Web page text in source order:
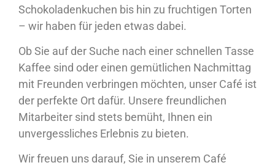
Schokoladenkuchen bis hin zu fruchtigen Torten
– wir haben für jeden etwas dabei.
Ob Sie auf der Suche nach einer schnellen Tasse
Kaffee sind oder einen gemütlichen Nachmittag
mit Freunden verbringen möchten, unser Café ist
der perfekte Ort dafür. Unsere freundlichen
Mitarbeiter sind stets bemüht, Ihnen ein
unvergessliches Erlebnis zu bieten.
Wir freuen uns darauf, Sie in unserem Café